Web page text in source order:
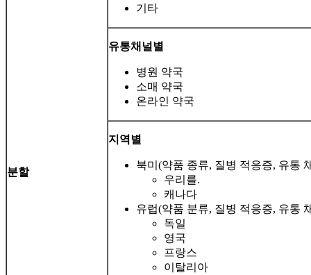
분할
기타
유통채널별
병원 약국
소매 약국
온라인 약국
지역별
북미(약품 종류, 질병 적응증, 유통
우리를.
캐나다
유럽(약품 분류, 질병 적응증, 유통
독일
영국
프랑스
이탈리아